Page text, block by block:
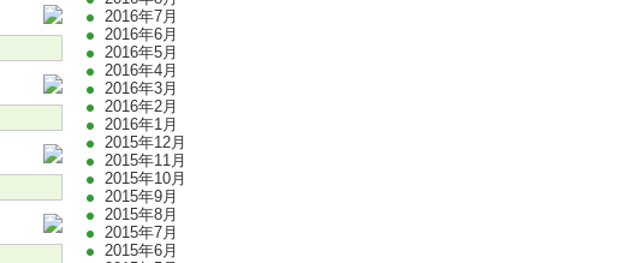
2016年7月
2016年6月
2016年5月
2016年4月
2016年3月
2016年2月
2016年1月
2015年12月
2015年11月
2015年10月
2015年9月
2015年8月
2015年7月
2015年6月